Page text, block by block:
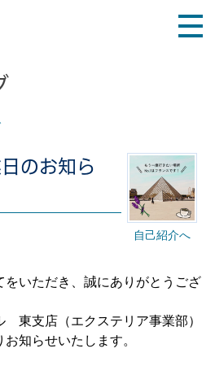
自己紹介へ
のお知ら
をいただき、誠にありがとうござ
東支店（エクステリア事業部）
知らせいたします。